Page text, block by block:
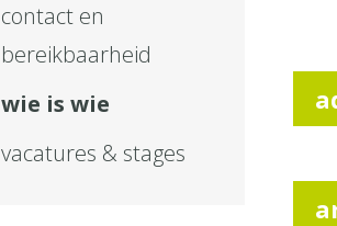
contact en
bereikbaarheid
wie is wie
vacatures & stages